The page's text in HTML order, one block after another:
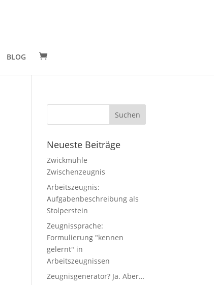
BLOG
Neueste Beiträge
Zwickmühle
Zwischenzeugnis
Arbeitszeugnis:
Aufgabenbeschreibung als
Stolperstein
Zeugnissprache:
Formulierung "kennen
gelernt" in
Arbeitszeugnissen
Zeugnisgenerator? Ja. Aber…